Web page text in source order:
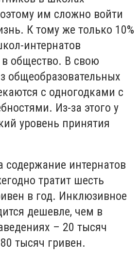
им сложно войти
К тому же только 10%
интернатов
в общество. В свою
общеобразовательных
с одногодками с
Из-за этого у
уровень принятия
содержание интернатов
тратит шесть
в год. Инклюзивное
дешевле, чем в
– 20 тысяч
тысяч гривен.